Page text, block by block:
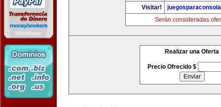
Visitar!
Serán consideradas
Realizar una Oferta
Precio Ofrecido $